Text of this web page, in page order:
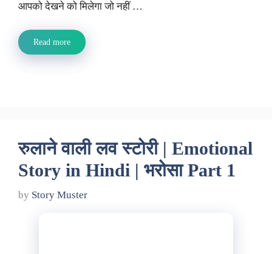
आपको देखने को मिलेगा जो नहीं …
Read more
रुलाने वाली लव स्टोरी | Emotional
Story in Hindi | भरोसा Part 1
by Story Muster